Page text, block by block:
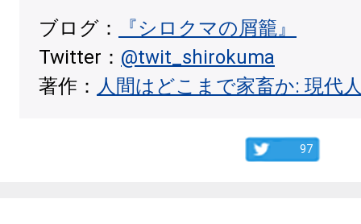
ブログ：
『シロクマの屑籠』
Twitter： @twit_shirokuma
著作： 人間はどこまで家畜か: 現代
97